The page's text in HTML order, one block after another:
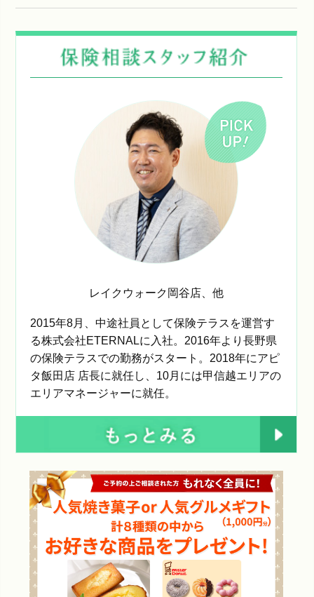
レイクウォーク岡谷店 、他
2015年8月、中途社員として保険テラスを運営す
る株式会社ETERNALに入社。2016年より長野県
の保険テラスでの勤務がスタート。2018年にアピ
タ飯田店 店長に就任し、10月には甲信越エリアの
エリアマネージャーに就任。